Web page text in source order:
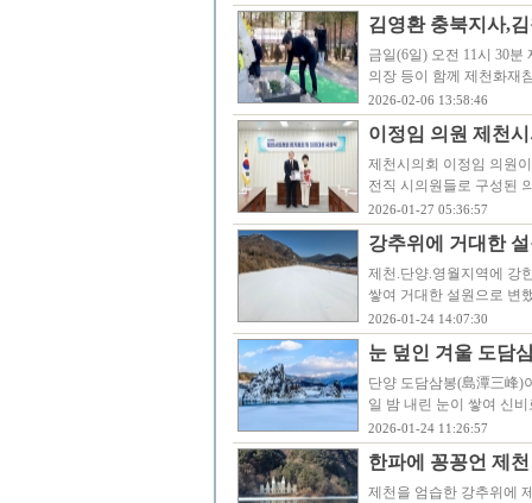
김영환 충북지사,
금일(6일) 오전 11시 30
의장 등이 함께 제천화재
2026-02-06 13:58:46
이정임 의원 제천
제천시의회 이정임 의원
전직 시의원들로 구성된
2026-01-27 05:36:57
강추위에 거대한
제천.단양.영월지역에 강
쌓여 거대한 설원으로 변
2026-01-24 14:07:30
눈 덮인 겨울 도담
단양 도담삼봉(島潭三峰)
일 밤 내린 눈이 쌓여 신
2026-01-24 11:26:57
한파에 꽁꽁언 제
제천을 엄습한 강추위에